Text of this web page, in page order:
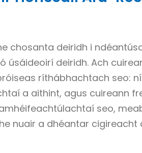
chosanta deiridh i
úsáideoirí deiridh. Ach
ríthábhachtach seo:
a aithint, agus cuireann
seo,
nuair a dhéantar